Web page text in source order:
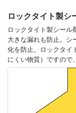
ロックタイト製シ
ロックタイト製シール
大きな漏れも防止。シ
化を防止。ロックタイ
にくい物質）ですので